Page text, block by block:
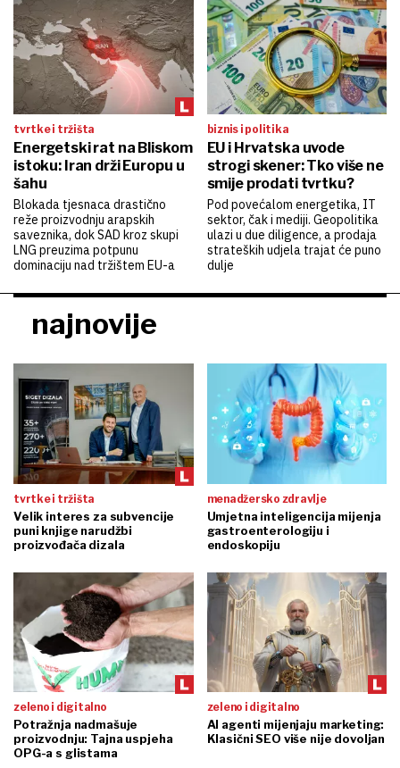
tvrtke i tržišta
Energetski rat na Bliskom
istoku: Iran drži Europu u
šahu
Blokada tjesnaca drastično
reže proizvodnju arapskih
saveznika, dok SAD kroz skupi
LNG preuzima potpunu
dominaciju nad tržištem EU-a
biznis i politika
EU i Hrvatska uvode
strogi skener: Tko više ne
smije prodati tvrtku?
Pod povećalom energetika, IT
sektor, čak i mediji. Geopolitika
ulazi u due diligence, a prodaja
strateških udjela trajat će puno
dulje
najnovije
tvrtke i tržišta
Velik interes za subvencije
puni knjige narudžbi
proizvođača dizala
menadžersko zdravlje
Umjetna inteligencija mijenja
gastroenterologiju i
endoskopiju
zeleno i digitalno
Potražnja nadmašuje
proizvodnju: Tajna uspjeha
OPG-a s glistama
zeleno i digitalno
AI agenti mijenjaju marketing:
Klasični SEO više nije dovoljan